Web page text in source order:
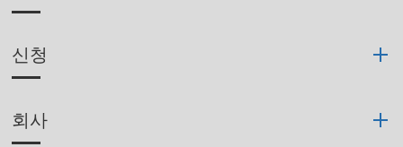
신청
회사